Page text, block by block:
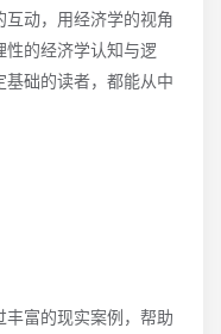
动，用经济学的视角
的经济学认知与逻
础的读者，都能从中
富的现实案例，帮助